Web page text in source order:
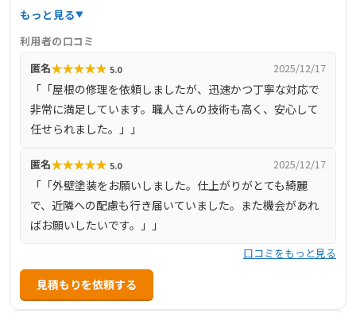
ニーズに合わせた最適な提案と施工を行っています。特
サービスを提供し、住まいの安全性と美観を向上させるこ
とに注力しています。見積もりや現地調査は無料で対応
し、施工後のアフターフォローも充実しています。
もっと見る
利用者の口コミ
匿名★★★★★ 5.0 2025/12/17
「「屋根の修理を依頼しましたが、迅速かつ丁寧な対応で
非常に満足しています。職人さんの技術も高く、安心して
任せられました。」」
匿名★★★★★ 5.0 2025/12/17
「「外壁塗装をお願いしました。仕上がりがとても綺麗
で、近隣への配慮も行き届いていました。また機会があれ
ばお願いしたいです。」」
口コミをもっと見る
見積もりを依頼する